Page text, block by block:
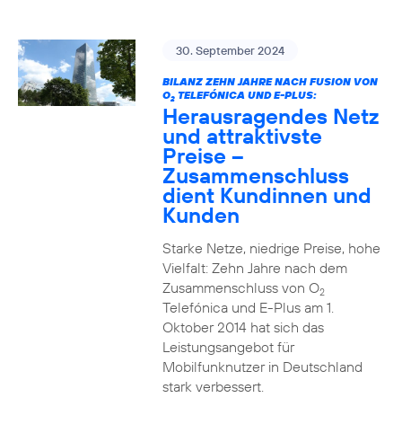
30. September 2024
BILANZ ZEHN JAHRE NACH FUSION VON
O2TELEFÓNICA UND E-PLUS:
Herausragendes Netz
und attraktivste
Preise –
Zusammenschluss
dient Kundinnen und
Kunden
Starke Netze, niedrige Preise, hohe
Vielfalt: Zehn Jahre nach dem
Zusammenschluss von O2
Telefónica und E-Plus am 1.
Oktober 2014 hat sich das
Leistungsangebot für
Mobilfunknutzer in Deutschland
stark verbessert.